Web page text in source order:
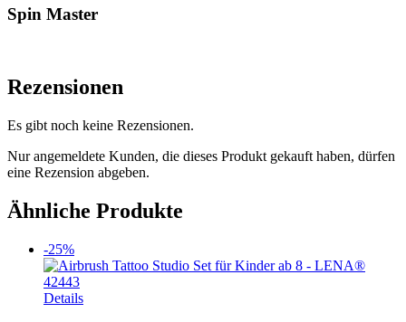
Spin Master
Rezensionen
Es gibt noch keine Rezensionen.
Nur angemeldete Kunden, die dieses Produkt gekauft haben, dürfen
eine Rezension abgeben.
Ähnliche Produkte
-25%
Details